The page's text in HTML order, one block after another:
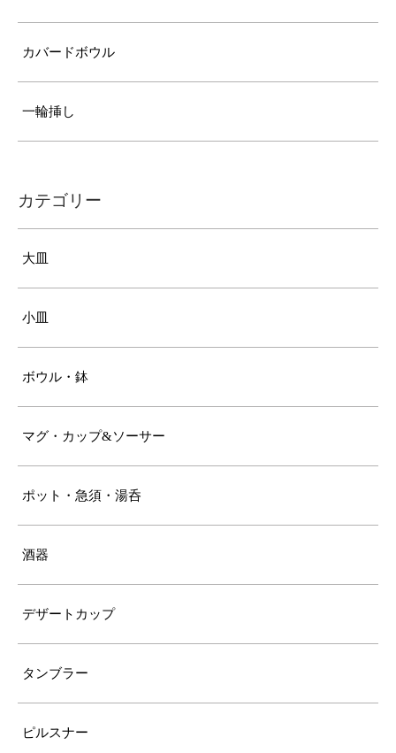
カバードボウル
一輪挿し
カテゴリー
大皿
小皿
ボウル・鉢
マグ・カップ&ソーサー
ポット・急須・湯呑
酒器
デザートカップ
タンブラー
ピルスナー